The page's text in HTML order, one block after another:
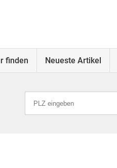
finden Neueste Artikel